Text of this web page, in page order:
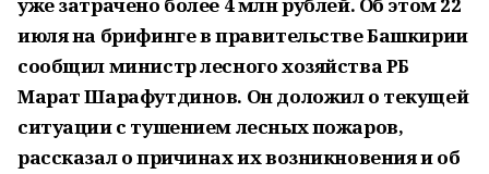
июля на брифинге в правительстве Башкирии
сообщил министр лесного хозяйства РБ
Марат Шарафутдинов. Он доложил о текущей
ситуации с тушением лесных пожаров,
рассказал о причинах их возникновения и об